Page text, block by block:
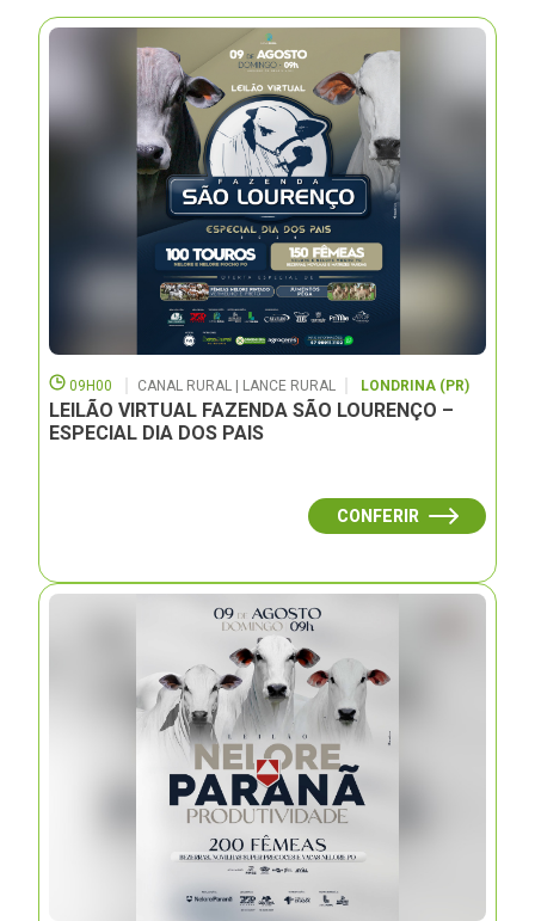
09H00 CANAL RURAL | LANCE RURAL LONDRINA (PR)
LEILÃO VIRTUAL FAZENDA SÃO LOURENÇO –
ESPECIAL DIA DOS PAIS
CONFERIR